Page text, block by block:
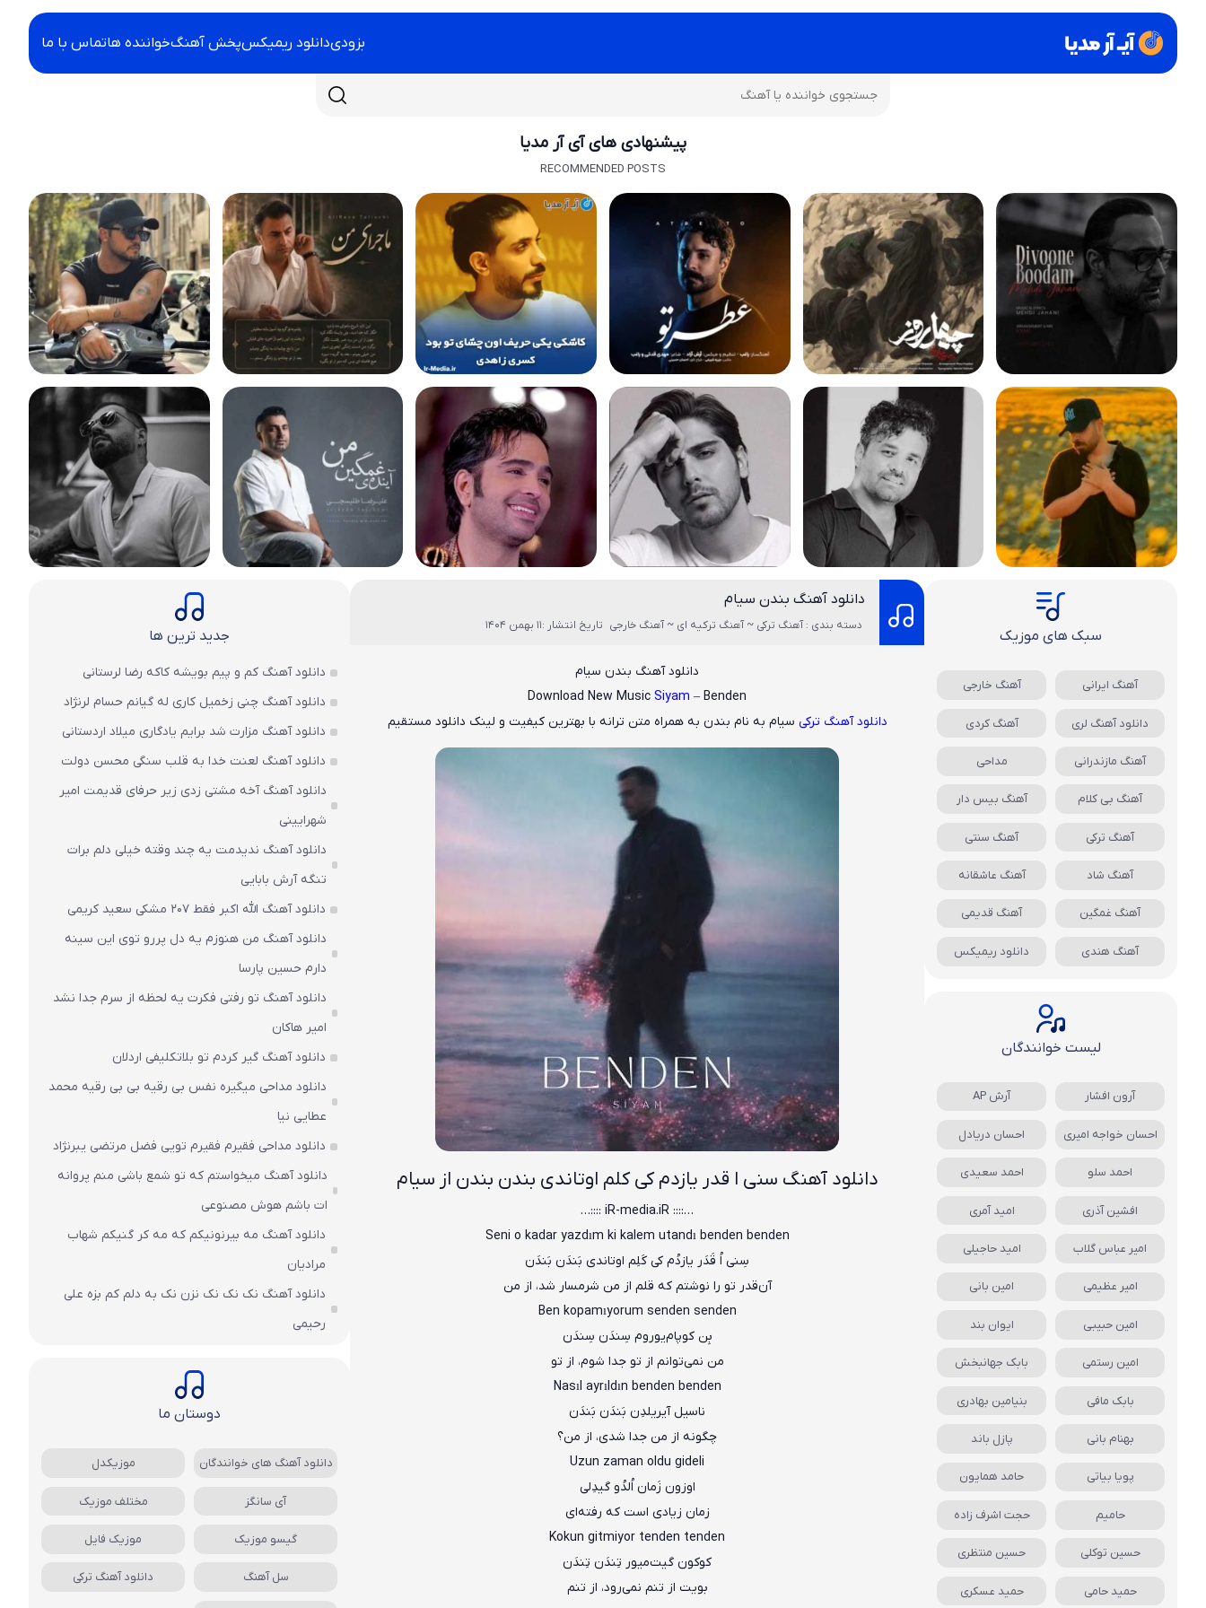
بزودیدانلود ریمیکسپخش آهنگخواننده هاتماس با ما
پیشنهادی های آی آر مدیا
RECOMMENDED POSTS
دانلود آهنگ بندن سیام
دسته بندی : آهنگ ترکی ~ آهنگ ترکیه ای ~ آهنگ خارجی تاریخ انتشار :11 بهمن 1404
دانلود آهنگ بندن سیام
Download New Music Siyam– Benden
دانلود آهنگ ترکی سیام به نام بندن به همراه متن ترانه با بهترین کیفیت و لینک دانلود مستقیم
دانلود آهنگ سنی ا قدر یازدم کی کلم اوتاندی بندن بندن از سیام
…:::: iR-media.iR ::::…
Seni o kadar yazdım ki kalem utandı benden benden
سِنی اُ قَدَر یازدُم کی کَلِم اوتاندی بَندَن بَندَن
آن‌قدر تو را نوشتم که قلم از من شرمسار شد، از من
Ben kopamıyorum senden senden
بِن کوپام‌یوروم سِندَن سِندَن
من نمی‌توانم از تو جدا شوم، از تو
Nasıl ayrıldın benden benden
ناسیل آیریلدِن بَندَن بَندَن
چگونه از من جدا شدی، از من؟
Uzun zaman oldu gideli
اوزون زَمان اُلدُو گیدِلی
زمان زیادی است که رفته‌ای
Kokun gitmiyor tenden tenden
کوکون گیت‌میور تِندَن تِندَن
بویت از تنم نمی‌رود، از تنم
سبک های موزیک
آهنگ ایرانی آهنگ خارجی
دانلود آهنگ لری آهنگ کردی
آهنگ مازندرانی مداحی
آهنگ بی کلام آهنگ بیس دار
آهنگ ترکی آهنگ سنتی
آهنگ شاد آهنگ عاشقانه
آهنگ غمگین آهنگ قدیمی
آهنگ هندی دانلود ریمیکس
لیست خوانندگان
آرون افشار آرش AP
احسان خواجه امیری احسان دریادل
احمد سلو احمد سعیدی
افشین آذری امید آمری
امیر عباس گلاب امید حاجیلی
امیر عظیمی امین بانی
امین حبیبی ایوان بند
امین رستمی بابک جهانبخش
بابک مافی بنیامین بهادری
بهنام بانی پازل باند
پویا بیاتی حامد همایون
حامیم حجت اشرف زاده
حسین توکلی حسین منتظری
حمید حامی حمید عسکری
جدید ترین ها
دانلود آهنگ کم و پیم بویشه کاکه رضا لرستانی
دانلود آهنگ چنی زخمیل کاری له گیانم حسام لرنژاد
دانلود آهنگ مزارت شد برایم یادگاری میلاد اردستانی
دانلود آهنگ لعنت خدا به قلب سنگی محسن دولت
دانلود آهنگ آخه مشتی زدی زیر حرفای قدیمت امیر
شهرایینی
دانلود آهنگ ندیدمت یه چند وقته خیلی دلم برات
تنگه آرش بابایی
دانلود آهنگ الله اکبر فقط 207 مشکی سعید کریمی
دانلود آهنگ من هنوزم یه دل پررو توی این سینه
دارم حسین پارسا
دانلود آهنگ تو رفتی فکرت یه لحظه از سرم جدا نشد
امیر هاکان
دانلود آهنگ گیر کردم تو بلاتکلیفی اردلان
دانلود مداحی میگیره نفس بی رقیه بی بی رقیه محمد
عطایی نیا
دانلود مداحی فقیرم فقیرم تویی فضل مرتضی یبرنژاد
دانلود آهنگ میخواستم که تو شمع باشی منم پروانه
ات باشم هوش مصنوعی
دانلود آهنگ مه بیرنونیکم که مه کر گنیکم شهاب
مرادیان
دانلود آهنگ نک نک نک نزن نک به دلم کم بزه علی
رحیمی
دوستان ما
دانلود آهنگ های خوانندگان موزیکدل
آی سانگز مختلف موزیک
گیسو موزیک موزیک فایل
سل آهنگ دانلود آهنگ ترکی